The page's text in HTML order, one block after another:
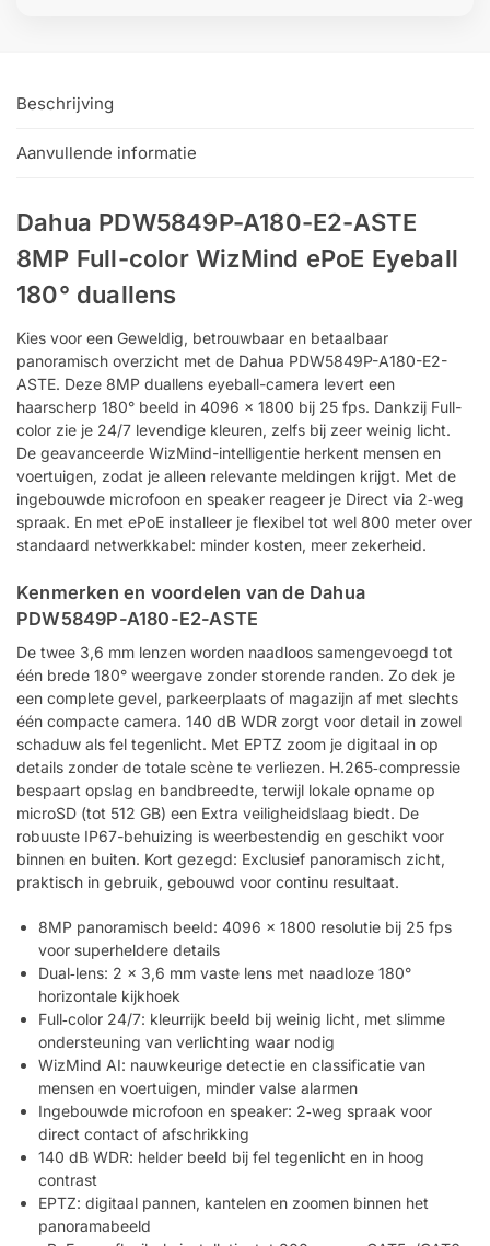
Beschrijving
Aanvullende informatie
Dahua PDW5849P-A180-E2-ASTE
8MP Full-color WizMind ePoE Eyeball
180° duallens
Kies voor een Geweldig, betrouwbaar en betaalbaar
panoramisch overzicht met de Dahua PDW5849P-A180-E2-
ASTE. Deze 8MP duallens eyeball-camera levert een
haarscherp 180° beeld in 4096 × 1800 bij 25 fps. Dankzij Full-
color zie je 24/7 levendige kleuren, zelfs bij zeer weinig licht.
De geavanceerde WizMind-intelligentie herkent mensen en
voertuigen, zodat je alleen relevante meldingen krijgt. Met de
ingebouwde microfoon en speaker reageer je Direct via 2‑weg
spraak. En met ePoE installeer je flexibel tot wel 800 meter over
standaard netwerkkabel: minder kosten, meer zekerheid.
Kenmerken en voordelen van de Dahua
PDW5849P-A180-E2-ASTE
De twee 3,6 mm lenzen worden naadloos samengevoegd tot
één brede 180° weergave zonder storende randen. Zo dek je
een complete gevel, parkeerplaats of magazijn af met slechts
één compacte camera. 140 dB WDR zorgt voor detail in zowel
schaduw als fel tegenlicht. Met EPTZ zoom je digitaal in op
details zonder de totale scène te verliezen. H.265‑compressie
bespaart opslag en bandbreedte, terwijl lokale opname op
microSD (tot 512 GB) een Extra veiligheidslaag biedt. De
robuuste IP67-behuizing is weerbestendig en geschikt voor
binnen en buiten. Kort gezegd: Exclusief panoramisch zicht,
praktisch in gebruik, gebouwd voor continu resultaat.
8MP panoramisch beeld: 4096 × 1800 resolutie bij 25 fps
voor superheldere details
Dual‑lens: 2 × 3,6 mm vaste lens met naadloze 180°
horizontale kijkhoek
Full‑color 24/7: kleurrijk beeld bij weinig licht, met slimme
ondersteuning van verlichting waar nodig
WizMind AI: nauwkeurige detectie en classificatie van
mensen en voertuigen, minder valse alarmen
Ingebouwde microfoon en speaker: 2‑weg spraak voor
direct contact of afschrikking
140 dB WDR: helder beeld bij fel tegenlicht en in hoog
contrast
EPTZ: digitaal pannen, kantelen en zoomen binnen het
panoramabeeld